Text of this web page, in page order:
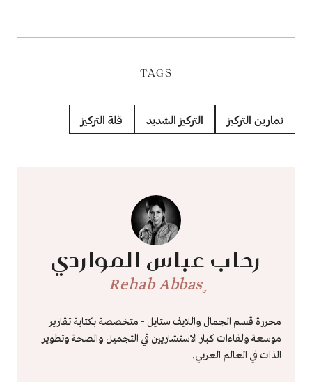
TAGS
تمارين التركيز التركيز الشديد قلة التركيز
رحاب عباس المواردي
محررة قسم الجمال واللايف ستايل - متخصصة بكتابة تقارير
موسعة ولقاءات كبار الاستشاريين في التجميل والصحة وتطوير
الذات في العالم العربي.